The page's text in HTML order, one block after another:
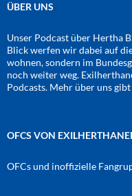
ÜBER UNS
Unser Podcast über Hertha
Blick werfen wir dabei auf
wohnen, sondern im
noch weiter weg.
Podcasts. Mehr über uns gibt
OFCS VON
OFCs und inoffizielle